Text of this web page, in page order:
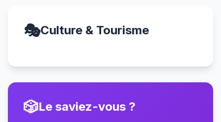
🎭Culture & Tourisme
🎲Le saviez-vous ?